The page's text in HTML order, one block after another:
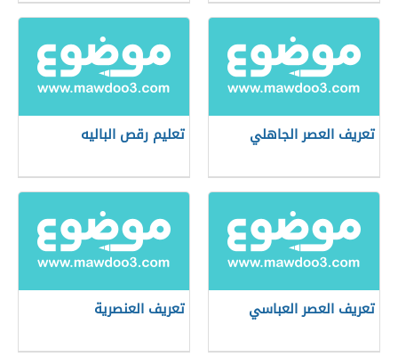
تعريف العصر الجاهلي تعليم رقص الباليه
تعريف العصر العباسي تعريف العنصرية